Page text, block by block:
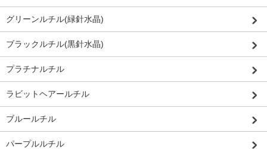
グリーンルチル(緑針水晶)
ブラックルチル(黒針水晶)
プラチナルチル
ラビットヘアールチル
ブルールチル
パープルルチル